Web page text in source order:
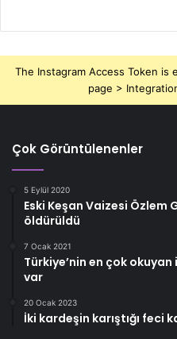
The Instagram Access Token
page >
Çok Görüntülenenler
5 Eylül 2020
Eski Keşan Vaizesi Özlem
öldürüldü
7 Ocak 2021
Türkiye’nin en çok okuyan
var
20 Ocak 2023
İki kardeşin karıştığı feci